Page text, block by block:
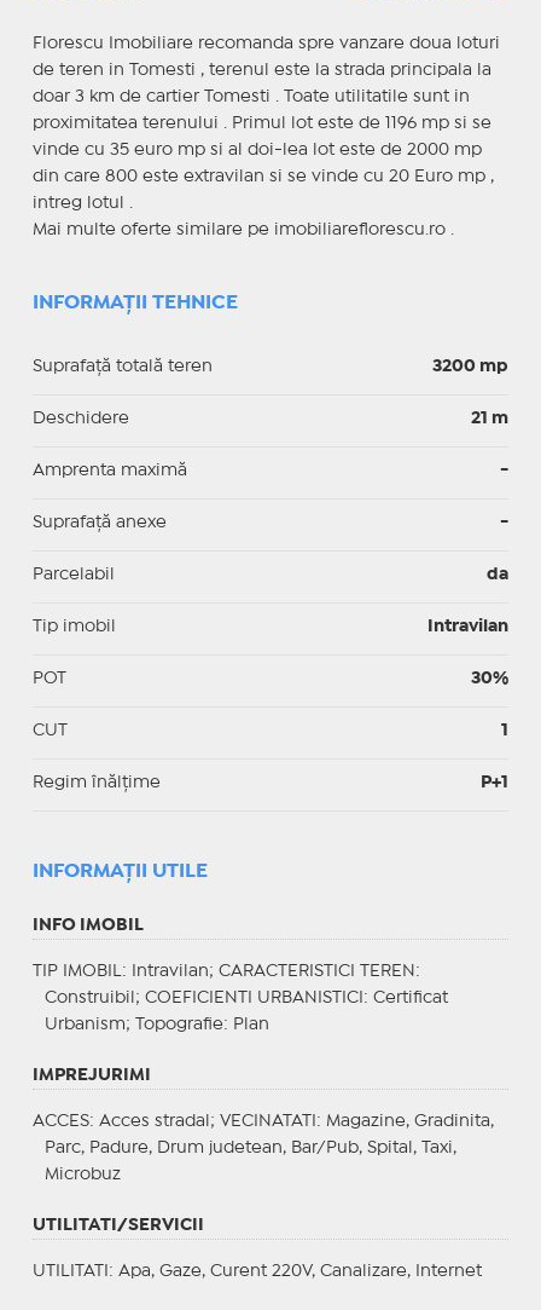
Florescu Imobiliare recomanda spre vanzare doua loturi
de teren in Tomesti , terenul este la strada principala la
doar 3 km de cartier Tomesti . Toate utilitatile sunt in
proximitatea terenului . Primul lot este de 1196 mp si se
vinde cu 35 euro mp si al doi-lea lot este de 2000 mp
din care 800 este extravilan si se vinde cu 20 Euro mp ,
intreg lotul .
Mai multe oferte similare pe imobiliareflorescu.ro .
INFORMAȚII TEHNICE
Suprafață totală teren 3200 mp
Deschidere 21 m
Amprenta maximă -
Suprafață anexe -
Parcelabil da
Tip imobil Intravilan
POT 30%
CUT 1
Regim înălțime P+1
INFORMAŢII UTILE
INFO IMOBIL
TIP IMOBIL : Intravilan; CARACTERISTICI TEREN :
Construibil; COEFICIENTI URBANISTICI : Certificat
Urbanism;
Topografie: Plan
IMPREJURIMI
ACCES: Acces stradal; VECINATATI : Magazine, Gradinita,
Parc, Padure, Drum judetean, Bar/Pub, Spital, Taxi,
Microbuz
UTILITATI/SERVICII
UTILITATI : Apa, Gaze, Curent 220V, Canalizare, Internet